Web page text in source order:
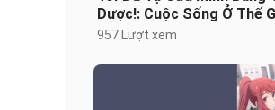
Dược!: Cuộc Sống Ở Thế
Tập 10 [Việt sub]
957 Lượt xem